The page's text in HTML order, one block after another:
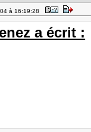
à 16:19:28
a écrit :